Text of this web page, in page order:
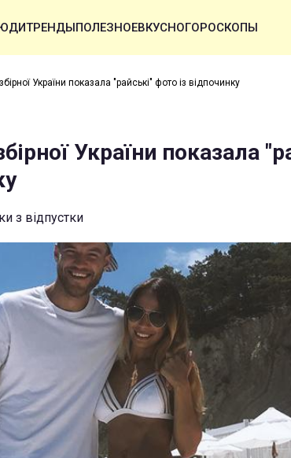
ТРЕНДЫПОЛЕЗНОЕВКУСНОГОРОСКОПЫ
України показала "райські" фото із відпочинку
України показала
з відпустки